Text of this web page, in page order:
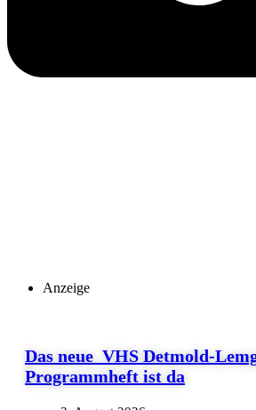
Anzeige
Das neue VHS Detmold-
Programmheft ist da